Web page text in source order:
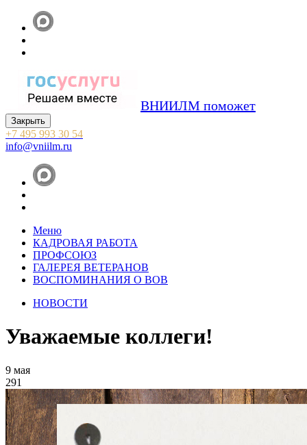
ВНИИЛМ поможет
Закрыть
+7 495 993 30 54
info@vniilm.ru
Меню
КАДРОВАЯ РАБОТА
ПРОФСОЮЗ
ГАЛЕРЕЯ ВЕТЕРАНОВ
ВОСПОМИНАНИЯ О ВОВ
НОВОСТИ
Уважаемые коллеги!
9 мая
291